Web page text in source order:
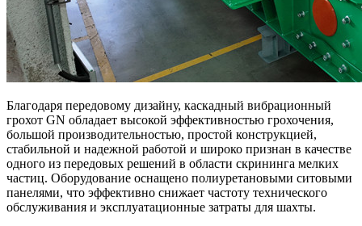
Благодаря передовому дизайну, каскадный вибрационный
грохот GN обладает высокой эффективностью грохочения,
большой производительностью, простой конструкцией,
стабильной и надежной работой и широко признан в качестве
одного из передовых решений в области скрининга мелких
частиц. Оборудование оснащено полиуретановыми ситовыми
панелями, что эффективно снижает частоту технического
обслуживания и эксплуатационные затраты для шахты.